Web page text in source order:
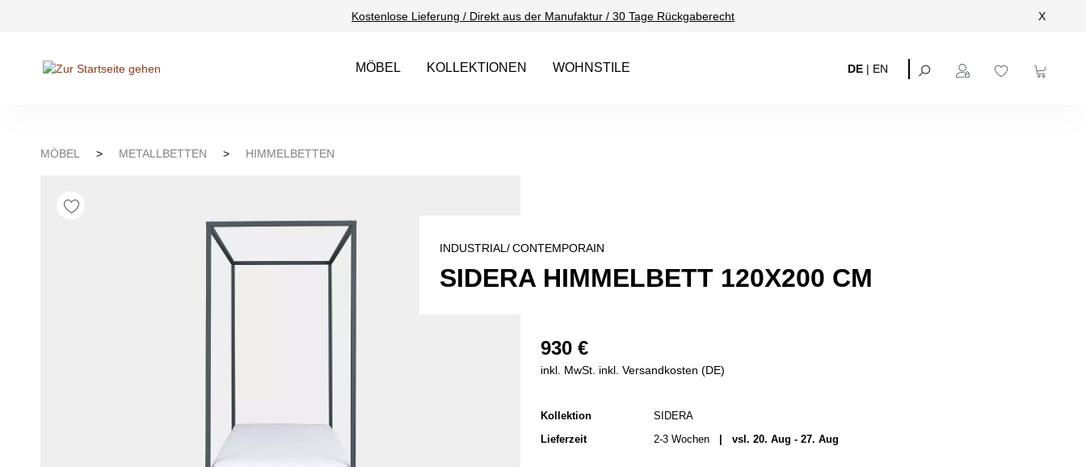
Kostenlose Lieferung / Direkt aus der Manufaktur / 30 Tage Rückgaberecht X
MÖBEL KOLLEKTIONEN WOHNSTILE DE | EN
MÖBEL > METALLBETTEN > HIMMELBETTEN
INDUSTRIAL/CONTEMPORAIN
SIDERA HIMMELBETT 120X200 CM
930 €
inkl. MwSt. inkl. Versandkosten (DE)
Kollektion
SIDERA
Lieferzeit
2-3 Wochen | vsl. 20. Aug - 27. Aug